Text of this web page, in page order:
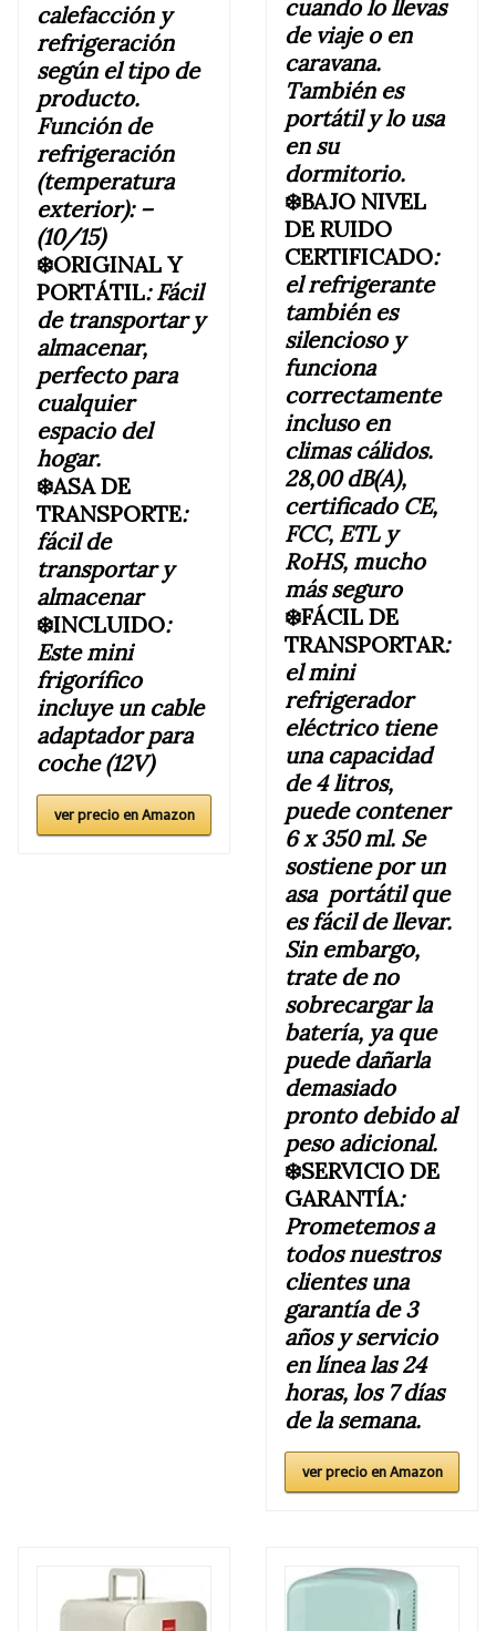
calefacción y
refrigeración
según el tipo de
producto.
Función de
refrigeración
(temperatura
exterior): –
(10/15)
❄️ORIGINAL Y
PORTÁTIL:Fácil
de transportar y
almacenar,
perfecto para
cualquier
espacio del
hogar.
❄️ASA DE
TRANSPORTE:
fácil de
transportar y
almacenar
❄️INCLUIDO:
Este mini
frigorífico
incluye un cable
adaptador para
coche (12V)
ver precio en Amazon
cuando lo llevas
de viaje o en
caravana.
También es
portátil y lo usa
en su
dormitorio.
❄️BAJO NIVEL
DE RUIDO
CERTIFICADO:
el refrigerante
también es
silencioso y
funciona
correctamente
incluso en
climas cálidos.
28,00 dB(A),
certificado CE,
FCC, ETL y
RoHS, mucho
más seguro
❄️FÁCIL DE
TRANSPORTAR:
el mini
refrigerador
eléctrico tiene
una capacidad
de 4 litros,
puede contener
6 x 350 ml. Se
sostiene por un
asa portátil que
es fácil de llevar.
Sin embargo,
trate de no
sobrecargar la
batería, ya que
puede dañarla
demasiado
pronto debido al
peso adicional.
❄️SERVICIO DE
GARANTÍA:
Prometemos a
todos nuestros
clientes una
garantía de 3
años y servicio
en línea las 24
horas, los 7 días
de la semana.
ver precio en Amazon